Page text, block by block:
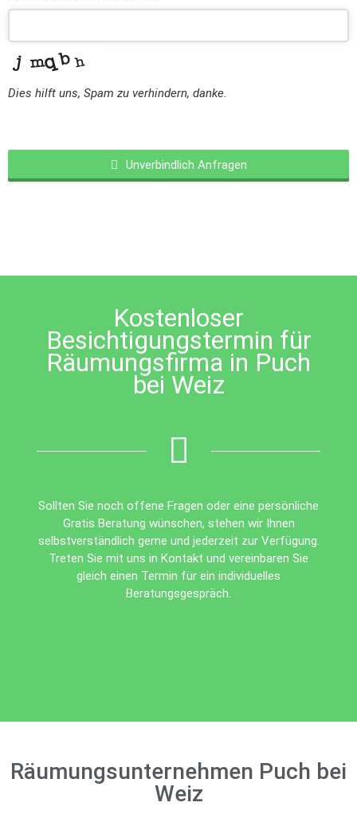
Dies hilft uns, Spam zu verhindern, danke.
Unverbindlich Anfragen
left
Kostenloser
Besichtigungstermin für
Räumungsfirma in Puch
bei Weiz
Sollten Sie noch offene Fragen oder eine persönliche
Gratis Beratung wünschen, stehen wir Ihnen
selbstverständlich gerne und jederzeit zur Verfügung.
Treten Sie mit uns in Kontakt und vereinbaren Sie
gleich einen Termin für ein individuelles
Beratungsgespräch.
Räumungsunternehmen Puch bei
Weiz